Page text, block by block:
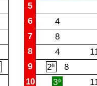
5
6
4
7 8
8
4 11
9
2新 8
10
3奈 11